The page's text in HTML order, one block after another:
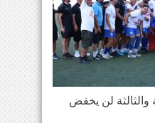
والثالثة لن يخفض